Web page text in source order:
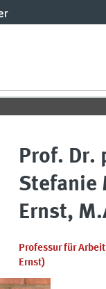
Prof. Dr.
Stefanie
Ernst,
Professur für
Ernst)